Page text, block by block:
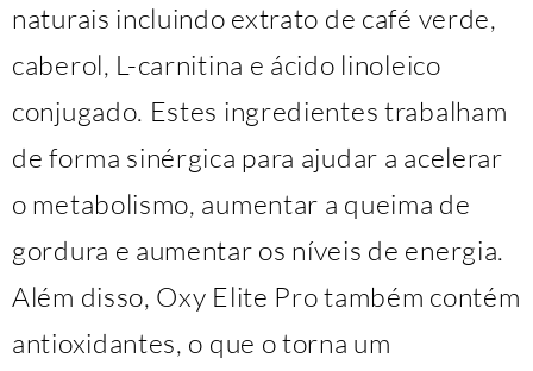
naturais incluindo extrato de café verde,
caberol, L-carnitina e ácido linoleico
conjugado. Estes ingredientes trabalham
de forma sinérgica para ajudar a acelerar
o metabolismo, aumentar a queima de
gordura e aumentar os níveis de energia.
Além disso, Oxy Elite Pro também contém
antioxidantes, o que o torna um